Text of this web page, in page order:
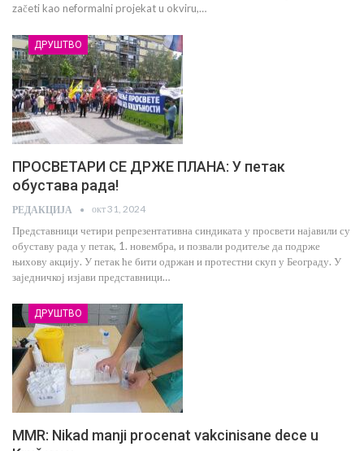
začeti kao neformalni projekat u okviru,…
ДРУШТВО
ПРОСВЕТАРИ СЕ ДРЖЕ ПЛАНА: У петак
обустава рада!
РЕДАКЦИЈА окт 31, 2024
Представници четири репрезентативна синдиката у просвети најавили су
обуставу рада у петак, 1. новембра, и позвали родитеље да подрже
њихову акцију. У петак ће бити одржан и протестни скуп у Београду. У
заједничкој изјави представници…
ДРУШТВО
MMR: Nikad manji procenat vakcinisane dece u